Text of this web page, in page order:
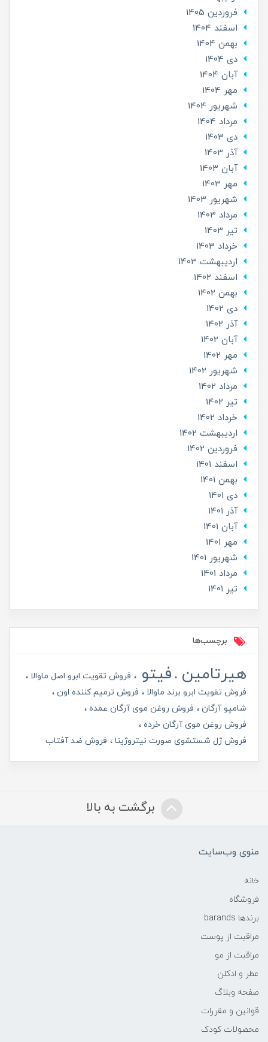
فروردین 1405
اسفند 1404
بهمن 1404
دی 1404
آبان 1404
مهر 1404
شهریور 1404
مرداد 1404
دی 1403
آذر 1403
آبان 1403
مهر 1403
شهریور 1403
مرداد 1403
تير 1403
خرداد 1403
ارديبهشت 1403
اسفند 1402
بهمن 1402
دی 1402
آذر 1402
آبان 1402
مهر 1402
شهریور 1402
مرداد 1402
تير 1402
خرداد 1402
ارديبهشت 1402
فروردین 1402
اسفند 1401
بهمن 1401
دی 1401
آذر 1401
آبان 1401
مهر 1401
شهریور 1401
مرداد 1401
تير 1401
برچسب‌ها
هیرتامین فیتو
فروش تقویت ابرو اصل ماوالا
فروش تقویت ابرو برند ماوالا
فروش ترمیم کننده اون
شامپو آرگان
فروش روغن موی آرگان عمده
فروش روغن موی آرگان خرده
فروش ژل شستشوی صورت نیتروژینا
فروش ضد آفتاب
برگشت به بالا
منوی وب‌سایت
خانه
فروشگاه
برندها barands
مراقبت از پوست
مراقبت از مو
عطر و ادکلن
صفحه وبلاگ
قوانین و مقررات
محصولات کودک